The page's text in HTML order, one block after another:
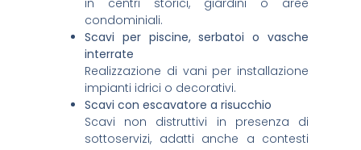
condominiali.
Scavi per piscine, serbatoi o vasche
interrate
Realizzazione di vani per installazione
impianti idrici o decorativi.
Scavi con escavatore a risucchio
Scavi non distruttivi in presenza di
sottoservizi, adatti anche a contesti